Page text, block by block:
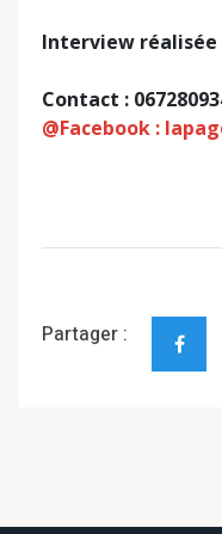
Interview réalisée
Contact :
@Facebook :
Partager :